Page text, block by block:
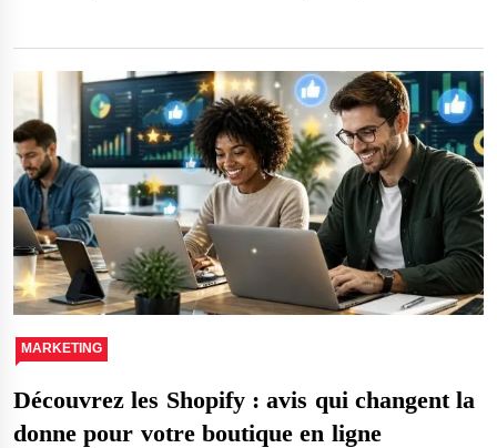
MARKETING
Découvrez les Shopify : avis qui changent la
donne pour votre boutique en ligne